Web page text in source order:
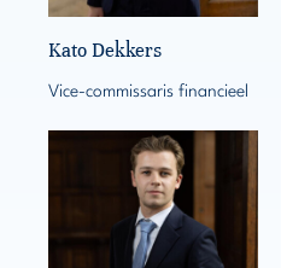
Kato Dekkers
Vice-commissaris financieel